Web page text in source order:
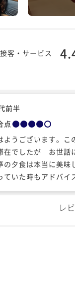
接客・サービス
前半
点
ようございます。こ
在でしたが お世話
の夕食は本当に美味
ていた時もアドバ
寺を参拝し河原町
う事も出来ました。
たので夜は騒がしい
レ